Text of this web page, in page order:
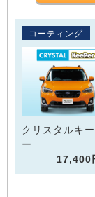
コーティング
クリスタルキ
ー
17,400